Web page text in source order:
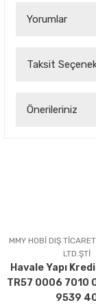
Yorumlar
Taksit
Önerileriniz
Ürün
Ürün
Ürün fiyatı
Bu ürüne
MMY HOBİ DIŞ
LTD.ŞTİ
Havale Yapı
TR57 0006 7010
9539